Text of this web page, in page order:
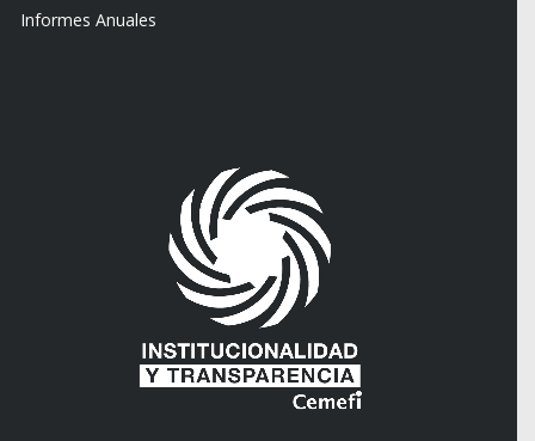
Informes Anuales